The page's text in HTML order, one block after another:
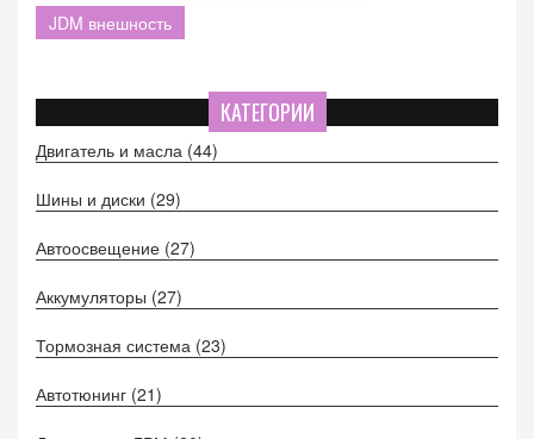
JDM внешность
КАТЕГОРИИ
Двигатель и масла (44)
Шины и диски (29)
Автоосвещение (27)
Аккумуляторы (27)
Тормозная система (23)
Автотюнинг (21)